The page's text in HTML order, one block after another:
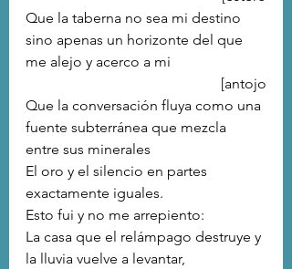
Que la taberna no sea mi destino
sino apenas un horizonte del que
me alejo y acerco a mi
[antojo
Que la conversación fluya como una
fuente subterránea que mezcla
entre sus minerales
El oro y el silencio en partes
exactamente iguales.
Esto fui y no me arrepiento:
La casa que el relámpago destruye y
la lluvia vuelve a levantar,